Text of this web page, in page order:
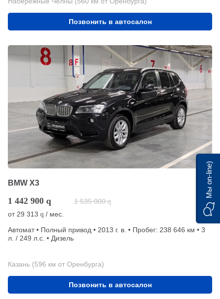
Позвонить в автосалон
BMW X3
1 442 900 q 1 535 000 q
от 29 313 q / мес.
Автомат • Полный привод • 2013 г. в. • Пробег: 238 646 км • 3
л. / 249 л.с. • Дизель
Казань (596 км от Оренбурга)
Позвонить в автосалон
Мы on-line)